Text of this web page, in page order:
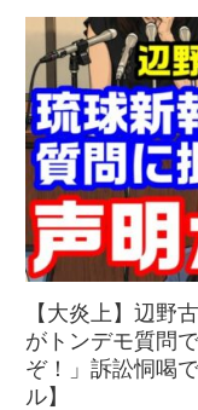
【大炎上】辺野
がトンデモ質問
ぞ！」訴訟恫喝
ル】